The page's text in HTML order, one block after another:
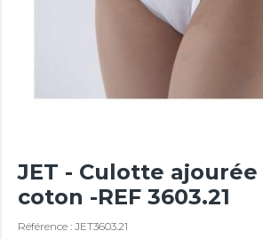
JET - Culotte ajourée
coton -REF 3603.21
Référence : JET3603.21